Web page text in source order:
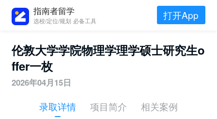
指南者留学
选校/定位/规划 必备工具 打开App
伦敦大学学院物理学理学硕士研究生o
ffer一枚
2026年04月15日
录取详情 项目简介 相关案例